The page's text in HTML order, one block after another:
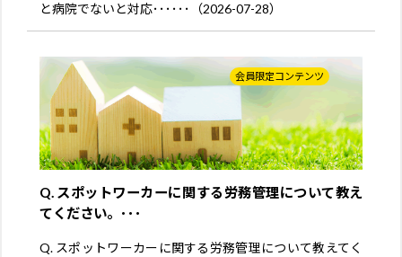
と病院でないと対応･･････（2026-07-28）
会員限定コンテンツ
Q. スポットワーカーに関する労務管理について教え
てください。･･･
Q. スポットワーカーに関する労務管理について教えてく